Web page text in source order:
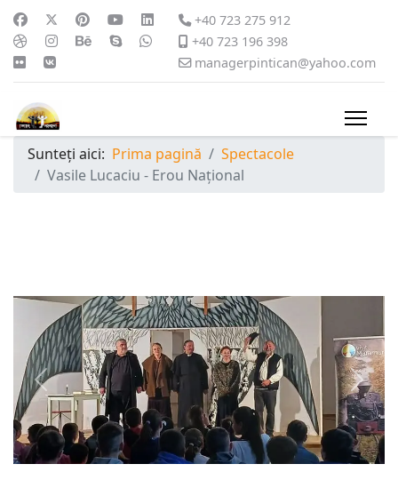
+40 723 275 912
+40 723 196 398
managerpintican@yahoo.com
Sunteți aici: Prima pagină
Spectacole
Vasile Lucaciu - Erou Național
Previous Next